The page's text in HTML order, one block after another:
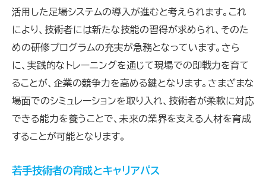
活用した足場システムの導入が進むと考えられます。これ
により、技術者には新たな技能の習得が求められ、そのた
めの研修プログラムの充実が急務となっています。さら
に、実践的なトレーニングを通じて現場での即戦力を育て
ることが、企業の競争力を高める鍵となります。さまざまな
場面でのシミュレーションを取り入れ、技術者が柔軟に対応
できる能力を養うことで、未来の業界を支える人材を育成
することが可能となります。
若手技術者の育成とキャリアパス